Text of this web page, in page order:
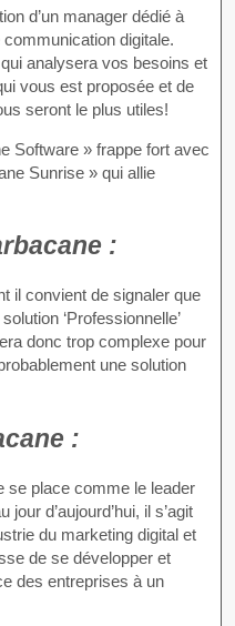
d’un manager dédié à
communication digitale.
analysera vos besoins et
vous est proposée et de
seront le plus utiles!
Software » frappe fort avec
Sunrise » qui allie
:
il convient de signaler que
‘Professionnelle’
donc trop complexe pour
une solution
:
se place comme le leader
d’aujourd’hui, il s’agit
du marketing digital et
de se développer et
des entreprises à un